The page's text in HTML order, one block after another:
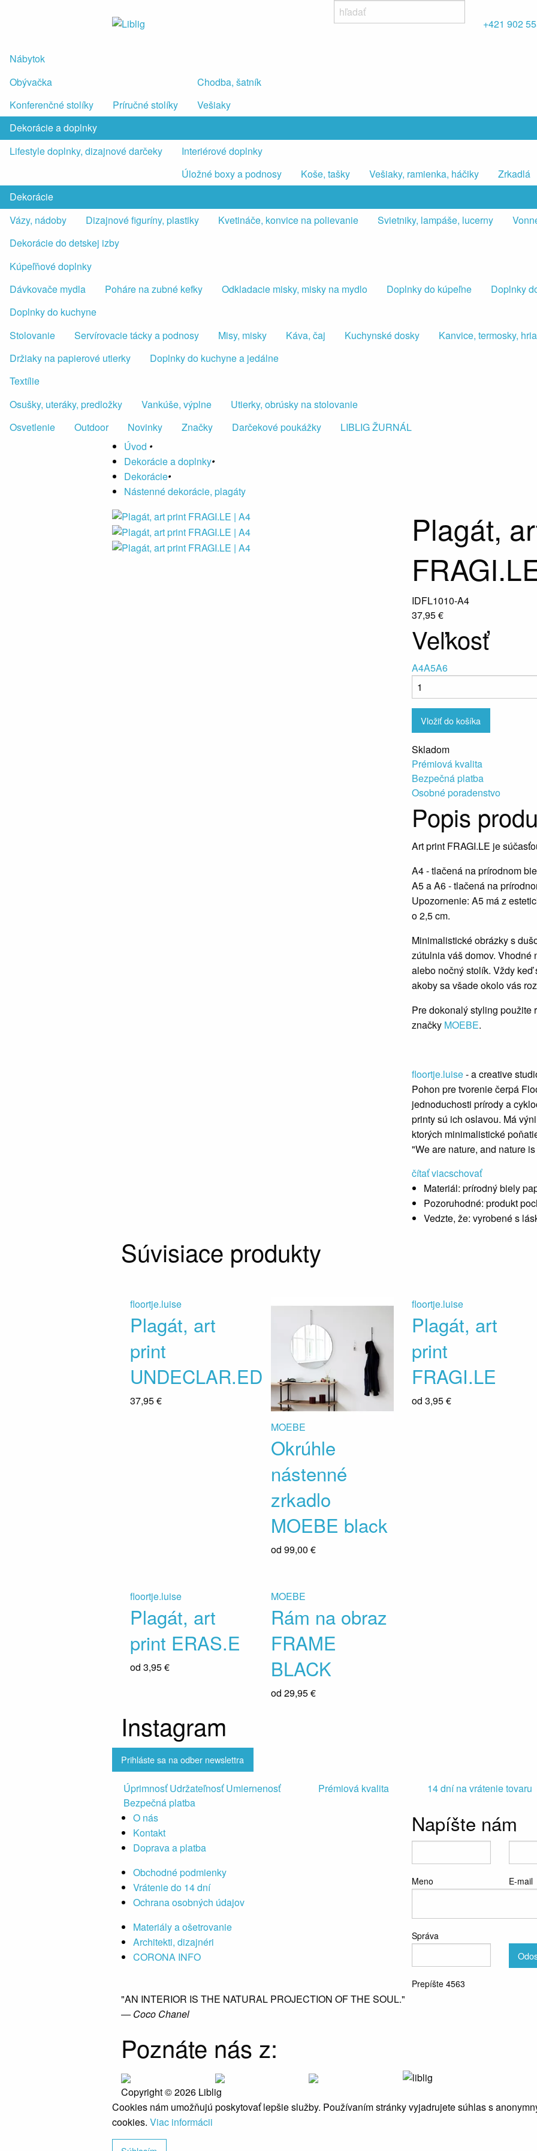
+421 902
Nábytok
Obývačka
Konferenčné stolíky
Príručné stolíky
Chodba, šatník
Vešiaky
Dekorácie a doplnky
Lifestyle doplnky, dizajnové darčeky
Interiérové doplnky
Úložné boxy a podnosy
Koše, tašky Vešiaky, ramienka, háčiky
Zrkadlá
Dekorácie
Vázy, nádoby
Dizajnové figuríny, plastiky Kvetináče, konvice na polievanie Svietniky, lampáše, lucerny
Dekorácie do detskej izby
Kúpeľňové doplnky
Dávkovače mydla
Poháre na zubné kefky Odkladacie misky, misky na mydlo Doplnky do kúpeľne
Doplnky
Doplnky do kuchyne
Stolovanie
Servírovacie tácky a podnosy Misy, misky Káva, čaj Kuchynské dosky
Kanvice, termosky,
Držiaky na papierové utierky
Doplnky do kuchyne a jedálne
Textílie
Osušky, uteráky, predložky
Vankúše, výplne
Utierky, obrúsky na stolovanie
Osvetlenie
Outdoor Novinky Značky Darčekové poukážky
LIBLIG ŽURNÁL
Úvod •
Dekorácie a doplnky•
Dekorácie•
Nástenné dekorácie, plagáty
Plagát,
IDFL1010-A4
37,95 €
Veľkosť
A4A5A6
Vložiť do košíka
Skladom
Prémiová kvalita
Bezpečná platba
Osobné poradenstvo
Popis
Art print FRAGI.LE je
A4 - tlačená na prírodnom
A5 a A6 - tlačená na
Upozornenie: A5 má z
o 2,5 cm.
Minimalistické obrázky s
zútulnia váš domov. Vhodné
alebo nočný stolík. Vždy keď
akoby sa všade okolo vás
Pre dokonalý styling použite
značky MOEBE.
floortje.luise- a creative
Pohon pre tvorenie čerpá
jednoduchosti prírody a
printy sú ich oslavou. Má
ktorých minimalistické
"We are nature, and nature
čítať viacschovať
Materiál: prírodný biely
Pozoruhodné: produkt
Vedzte, že: vyrobené s
Súvisiace produkty
floortje.luise
Plagát, art
print
UNDECLAR.ED
37,95 €
MOEBE
Okrúhle
nástenné
zrkadlo
MOEBE black
od 99,00 €
floortje.luise
Plagát, art
print
FRAGI.LE
od 3,95 €
floortje.luise
Plagát, art
print ERAS.E
od 3,95 €
MOEBE
Rám na obraz
FRAME
BLACK
od 29,95 €
Instagram
Prihláste sa na odber newslettra
Úprimnosť Udržateľnosť Umiernenosť Prémiová kvalita
14 dní na vrátenie tovaru
Bezpečná platba
O nás
Kontakt
Doprava a platba
Obchodné podmienky
Vrátenie do 14 dní
Ochrana osobných údajov
Materiály a ošetrovanie
Architekti, dizajnéri
CORONA INFO
Napíšte nám
Meno E-mail
Správa
Prepíšte 4563
"AN INTERIOR IS THE NATURAL PROJECTION OF THE SOUL."
― Coco Chanel
Poznáte nás z:
Copyright © 2026 Liblig
Cookies nám umožňujú poskytovať lepšie služby. Používaním stránky vyjadrujete súhlas s
cookies. Viac informácii